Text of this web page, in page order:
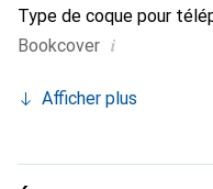
Type de coque pour
Bookcover i
Afficher plus